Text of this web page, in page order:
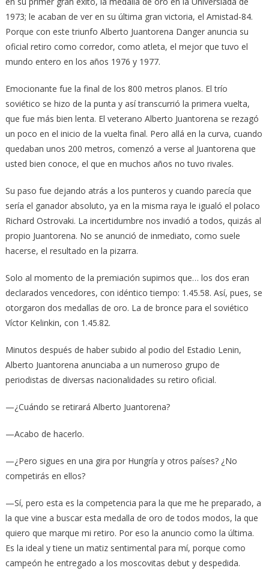
1973; le acaban de ver en su última gran victoria, el Amistad-84.
Porque con este triunfo Alberto Juantorena Danger anuncia su
oficial retiro como corredor, como atleta, el mejor que tuvo el
mundo entero en los años 1976 y 1977.
Emocionante fue la final de los 800 metros planos. El trío
soviético se hizo de la punta y así transcurrió la primera vuelta,
que fue más bien lenta. El veterano Alberto Juantorena se rezagó
un poco en el inicio de la vuelta final. Pero allá en la curva, cuando
quedaban unos 200 metros, comenzó a verse al Juantorena que
usted bien conoce, el que en muchos años no tuvo rivales.
Su paso fue dejando atrás a los punteros y cuando parecía que
sería el ganador absoluto, ya en la misma raya le igualó el polaco
Richard Ostrovaki. La incertidumbre nos invadió a todos, quizás al
propio Juantorena. No se anunció de inmediato, como suele
hacerse, el resultado en la pizarra.
Solo al momento de la premiación supimos que… los dos eran
declarados vencedores, con idéntico tiempo: 1.45.58. Así, pues, se
otorgaron dos medallas de oro. La de bronce para el soviético
Víctor Kelinkin, con 1.45.82.
Minutos después de haber subido al podio del Estadio Lenin,
Alberto Juantorena anunciaba a un numeroso grupo de
periodistas de diversas nacionalidades su retiro oficial.
—¿Cuándo se retirará Alberto Juantorena?
—Acabo de hacerlo.
—¿Pero sigues en una gira por Hungría y otros países? ¿No
competirás en ellos?
—Sí, pero esta es la competencia para la que me he preparado, a
la que vine a buscar esta medalla de oro de todos modos, la que
quiero que marque mi retiro. Por eso la anuncio como la última.
Es la ideal y tiene un matiz sentimental para mí, porque como
campeón he entregado a los moscovitas debut y despedida.